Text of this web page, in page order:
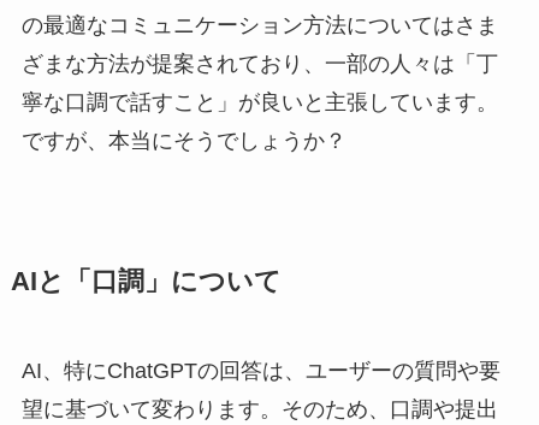
の最適なコミュニケーション方法についてはさま
ざまな方法が提案されており、一部の人々は「丁
寧な口調で話すこと」が良いと主張しています。
ですが、本当にそうでしょうか？
AIと「口調」について
AI、特にChatGPTの回答は、ユーザーの質問や要
望に基づいて変わります。そのため、口調や提出